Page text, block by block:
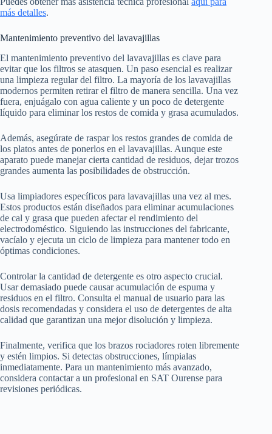
más detalles.
Mantenimiento preventivo del lavavajillas
El mantenimiento preventivo del lavavajillas es clave para
evitar que los filtros se atasquen. Un paso esencial es realizar
una limpieza regular del filtro. La mayoría de los lavavajillas
modernos permiten retirar el filtro de manera sencilla. Una vez
fuera, enjuágalo con agua caliente y un poco de detergente
líquido para eliminar los restos de comida y grasa acumulados.
Además, asegúrate de raspar los restos grandes de comida de
los platos antes de ponerlos en el lavavajillas. Aunque este
aparato puede manejar cierta cantidad de residuos, dejar trozos
grandes aumenta las posibilidades de obstrucción.
Usa limpiadores específicos para lavavajillas una vez al mes.
Estos productos están diseñados para eliminar acumulaciones
de cal y grasa que pueden afectar el rendimiento del
electrodoméstico. Siguiendo las instrucciones del fabricante,
vacíalo y ejecuta un ciclo de limpieza para mantener todo en
óptimas condiciones.
Controlar la cantidad de detergente es otro aspecto crucial.
Usar demasiado puede causar acumulación de espuma y
residuos en el filtro. Consulta el manual de usuario para las
dosis recomendadas y considera el uso de detergentes de alta
calidad que garantizan una mejor disolución y limpieza.
Finalmente, verifica que los brazos rociadores roten libremente
y estén limpios. Si detectas obstrucciones, límpialas
inmediatamente. Para un mantenimiento más avanzado,
considera contactar a un profesional en SAT Ourense para
revisiones periódicas.